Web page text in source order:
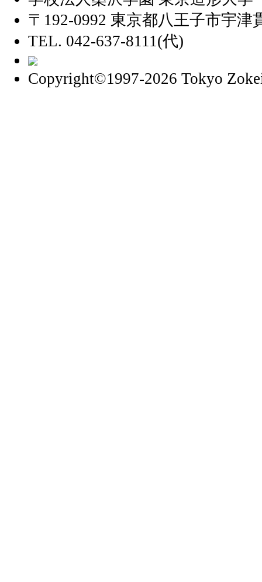
〒192-0992 東京都八王子市宇津
TEL. 042-637-8111(代)
Copyright©1997-2026 Tokyo